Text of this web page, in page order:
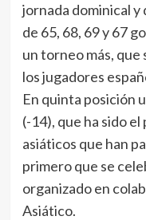
jornada dominical
de 65, 68, 69 y 67
un torneo más, que
los jugadores
En quinta posición
(-14), que ha sido
asiáticos que han
primero que se
organizado en
Asiático.